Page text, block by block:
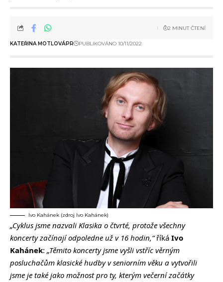
KATEŘINA MOTLOVÁPR PUBLIKOVÁNO 10/11/2022
2 MINUT ČTENÍ
Ivo Kahánek (zdroj Ivo Kahánek)
„Cyklus jsme nazvali Klasika o čtvrté, protože všechny
koncerty začínají odpoledne už v 16 hodin,“říká Ivo
Kahánek: „Těmito koncerty jsme vyšli vstříc věrným
posluchačům klasické hudby v seniorním věku a vytvořili
jsme je také jako možnost pro ty, kterým večerní začátky